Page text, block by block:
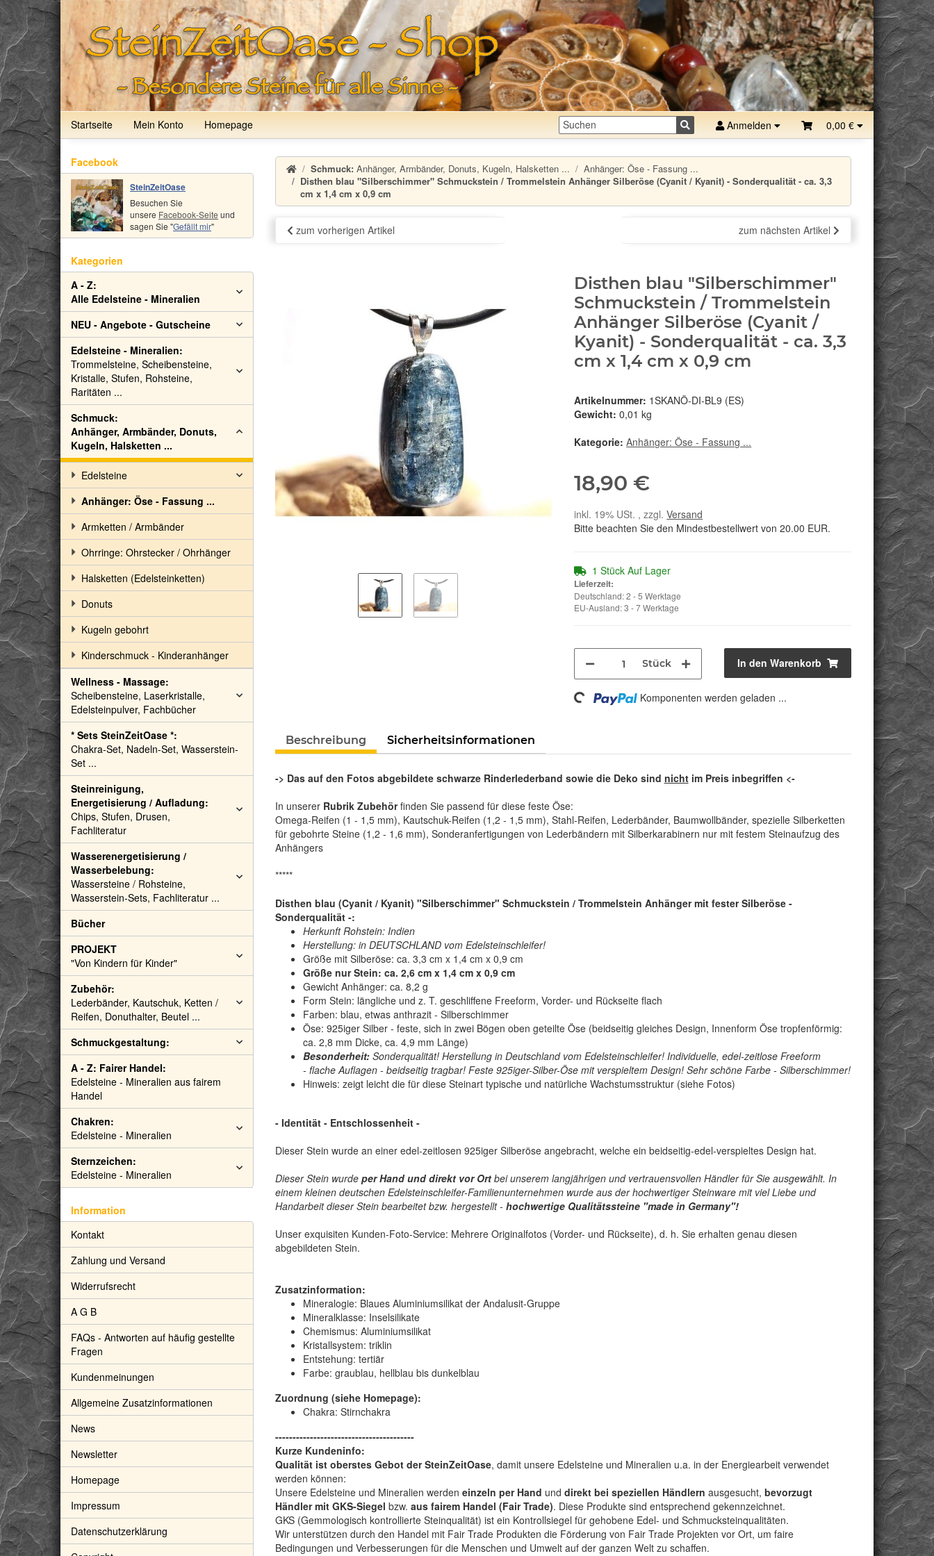
Startseite Mein Konto Homepage Anmelden 0,00 €
Schmuck: Anhänger, Armbänder, Donuts, Kugeln, Halsketten ...
Anhänger: Öse - Fassung ...
Disthen blau "Silberschimmer" Schmuckstein / Trommelstein Anhänger Silberöse (Cyanit / Kyanit) - Sonderqualität - ca. 3,3
cm x 1,4 cm x 0,9 cm
zum vorherigen Artikel zum nächsten Artikel
Disthen blau "Silberschimmer"
Schmuckstein / Trommelstein
Anhänger Silberöse (Cyanit /
Kyanit) - Sonderqualität - ca. 3,3
cm x 1,4 cm x 0,9 cm
Artikelnummer: 1SKANÖ-DI-BL9 (ES)
Gewicht: 0,01 kg
Kategorie:Anhänger: Öse - Fassung ...
18,90 €
inkl. 19% USt. , zzgl.Versand
Bitte beachten Sie den Mindestbestellwert von 20.00 EUR.
1 Stück Auf Lager
Lieferzeit:
Deutschland: 2 - 5 Werktage
EU-Ausland: 3 - 7 Werktage
Stück In den Warenkorb
Loading... Komponenten werden geladen ...
Beschreibung Sicherheitsinformationen
-> Das auf den Fotos abgebildete schwarze Rinderlederband sowie die Deko sind nichtim Preis inbegriffen <-
In unserer Rubrik Zubehörfinden Sie passend für diese feste Öse:
Omega-Reifen (1 - 1,5 mm), Kautschuk-Reifen (1,2 - 1,5 mm), Stahl-Reifen, Lederbänder, Baumwollbänder, spezielle Silberketten
für gebohrte Steine (1,2 - 1,6 mm), Sonderanfertigungen von Lederbändern mit Silberkarabinern nur mit festem Steinaufzug des
Anhängers
*****
Disthen blau (Cyanit / Kyanit) "Silberschimmer" Schmuckstein / Trommelstein Anhänger mit fester Silberöse -
Sonderqualität -:
Herkunft Rohstein: Indien
Herstellung: in DEUTSCHLAND vom Edelsteinschleifer!
Größe mit Silberöse: ca. 3,3 cm x 1,4 cm x 0,9 cm
Größe nur Stein: ca. 2,6 cm x 1,4 cm x 0,9 cm
Gewicht Anhänger: ca. 8,2 g
Form Stein: längliche und z. T. geschliffene Freeform, Vorder- und Rückseite flach
Farben: blau, etwas anthrazit - Silberschimmer
Öse: 925iger Silber - feste, sich in zwei Bögen oben geteilte Öse (beidseitig gleiches Design, Innenform Öse tropfenförmig:
ca. 2,8 mm Dicke, ca. 4,9 mm Länge)
Besonderheit:Sonderqualität! Herstellung in Deutschland vom Edelsteinschleifer! Individuelle, edel-zeitlose Freeform
- flache Auflagen - beidseitig tragbar! Feste 925iger-Silber-Öse mit verspieltem Design! Sehr schöne Farbe - Silberschimmer!
Hinweis: zeigt leicht die für diese Steinart typische und natürliche Wachstumsstruktur (siehe Fotos)
- Identität - Entschlossenheit -
Dieser Stein wurde an einer edel-zeitlosen 925iger Silberöse angebracht, welche ein beidseitig-edel-verspieltes Design hat.
Dieser Stein wurde per Hand und direkt vor Ortbei unserem langjährigen und vertrauensvollen Händler für Sie ausgewählt. In
einem kleinen deutschen Edelsteinschleifer-Familienunternehmen wurde aus der hochwertiger Steinware mit viel Liebe und
Handarbeit dieser Stein bearbeitet bzw. hergestellt - hochwertige Qualitätssteine "made in Germany"!
Unser exquisiten Kunden-Foto-Service: Mehrere Originalfotos (Vorder- und Rückseite), d. h. Sie erhalten genau diesen
abgebildeten Stein.
Zusatzinformation:
Mineralogie: Blaues Aluminiumsilikat der Andalusit-Gruppe
Mineralklasse: Inselsilikate
Chemismus: Aluminiumsilikat
Kristallsystem: triklin
Entstehung: tertiär
Farbe: graublau, hellblau bis dunkelblau
Zuordnung (siehe Homepage):
Chakra: Stirnchakra
----------------------------------------
Kurze Kundeninfo:
Qualität ist oberstes Gebot der SteinZeitOase, damit unsere Edelsteine und Mineralien u.a. in der Energiearbeit verwendet
werden können:
Unsere Edelsteine und Mineralien werden einzeln per Hand und direkt bei speziellen Händlern ausgesucht, bevorzugt
Händler mit GKS-Siegel bzw. aus fairem Handel (Fair Trade). Diese Produkte sind entsprechend gekennzeichnet.
GKS (Gemmologisch kontrollierte Steinqualität) ist ein Kontrollsiegel für gehobene Edel- und Schmucksteinqualitäten.
Wir unterstützen durch den Handel mit Fair Trade Produkten die Förderung von Fair Trade Projekten vor Ort, um faire
Bedingungen und Verbesserungen für die Menschen und Umwelt auf der ganzen Welt zu schaffen.
Facebook
SteinZeitOase
Besuchen Sie
unsere Facebook-Seite und
sagen Sie "Gefällt mir"
Kategorien
A - Z:
Alle Edelsteine - Mineralien
NEU - Angebote - Gutscheine
Edelsteine - Mineralien:
Trommelsteine, Scheibensteine,
Kristalle, Stufen, Rohsteine,
Raritäten ...
Schmuck:
Anhänger, Armbänder, Donuts,
Kugeln, Halsketten ...
Edelsteine
Anhänger: Öse - Fassung ...
Armketten / Armbänder
Ohrringe: Ohrstecker / Ohrhänger
Halsketten (Edelsteinketten)
Donuts
Kugeln gebohrt
Kinderschmuck - Kinderanhänger
Wellness - Massage:
Scheibensteine, Laserkristalle,
Edelsteinpulver, Fachbücher
* Sets SteinZeitOase *:
Chakra-Set, Nadeln-Set, Wasserstein-
Set ...
Steinreinigung,
Energetisierung / Aufladung:
Chips, Stufen, Drusen,
Fachliteratur
Wasserenergetisierung /
Wasserbelebung:
Wassersteine / Rohsteine,
Wasserstein-Sets, Fachliteratur ...
Bücher
PROJEKT
"Von Kindern für Kinder"
Zubehör:
Lederbänder, Kautschuk, Ketten /
Reifen, Donuthalter, Beutel ...
Schmuckgestaltung:
A - Z: Fairer Handel:
Edelsteine - Mineralien aus fairem
Handel
Chakren:
Edelsteine - Mineralien
Sternzeichen:
Edelsteine - Mineralien
Information
Kontakt
Zahlung und Versand
Widerrufsrecht
A G B
FAQs - Antworten auf häufig gestellte
Fragen
Kundenmeinungen
Allgemeine Zusatzinformationen
News
Newsletter
Homepage
Impressum
Datenschutzerklärung